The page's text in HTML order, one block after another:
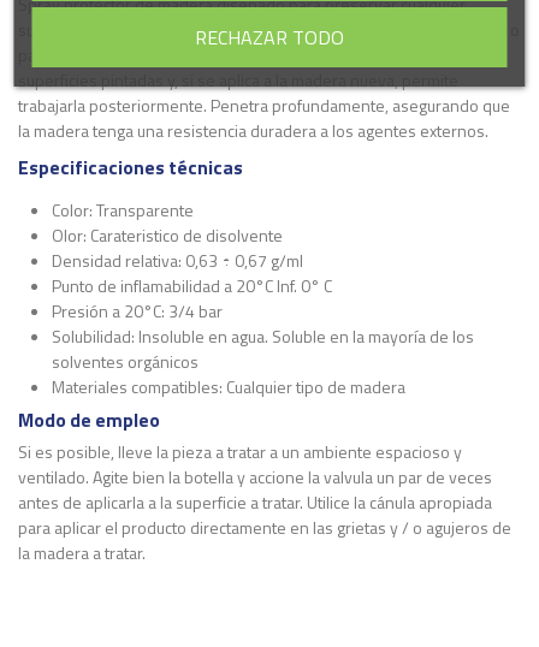
superficie de madera, como muebles, puertas, ventanas, accesorios o
superficies pintadas y, si se aplica a la madera nueva, permite
trabajarla posteriormente. Penetra profundamente, asegurando que
la madera tenga una resistencia duradera a los agentes externos.
Especificaciones técnicas
Color: Transparente
Olor: Carateristico de disolvente
Densidad relativa: 0,63 ÷ 0,67 g/ml
Punto de inflamabilidad a 20°C Inf. 0° C
Presión a 20°C: 3/4 bar
Solubilidad: Insoluble en agua. Soluble en la mayoría de los
solventes orgánicos
Materiales compatibles: Cualquier tipo de madera
Modo de empleo
Si es posible, lleve la pieza a tratar a un ambiente espacioso y
ventilado. Agite bien la botella y accione la valvula un par de veces
antes de aplicarla a la superficie a tratar. Utilice la cánula apropiada
para aplicar el producto directamente en las grietas y / o agujeros de
la madera a tratar.
RECHAZAR TODO